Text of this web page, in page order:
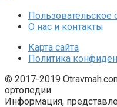
Пользовательское
О нас и контакты
Карта сайта
Политика
© 2017-2019
ортопедии
Информация,